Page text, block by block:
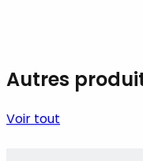
Autres
Voir tout